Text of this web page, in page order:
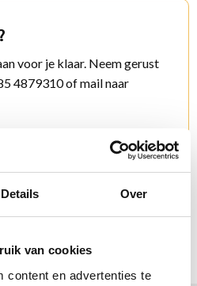
Details Over
van cookies
content en advertenties te
voor je klaar. Neem gerust
4879310 of mail naar